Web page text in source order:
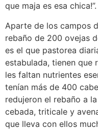
que maja es esa chica!”.
Aparte de los campos
rebaño de 200 ovejas
es el que pastorea
estabulada, tienen que
les faltan nutrientes
tenían más de 400
redujeron el rebaño a
cebada, triticale y
que lleva con ellos